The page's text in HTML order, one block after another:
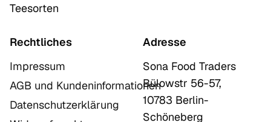
Teesorten
Rechtliches
Impressum
AGB und Kundeninformationen
Datenschutzerklärung
Adresse
Sona Food Traders
Bülowstr 56-57,
10783 Berlin-
Schöneberg